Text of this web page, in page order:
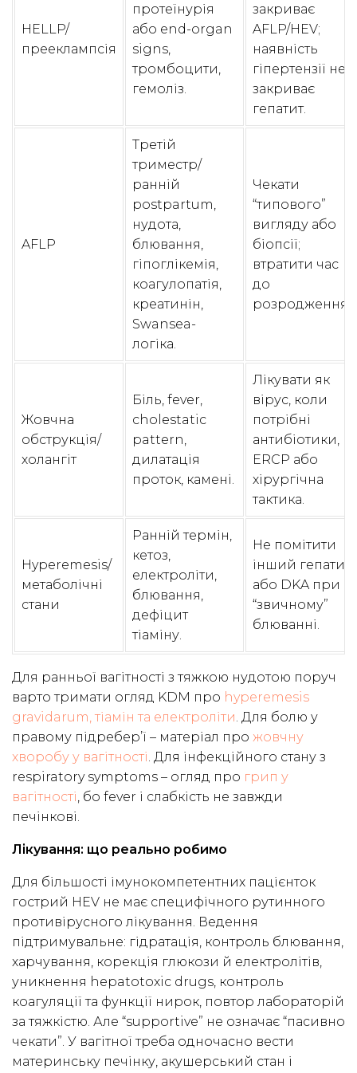
HELLP/
прееклампсія
протеїнурія
або end-organ
signs,
тромбоцити,
гемоліз.
закриває
AFLP/HEV;
наявність
гіпертензії не
закриває
гепатит.
AFLP
Третій
триместр/
ранній
postpartum,
нудота,
блювання,
гіпоглікемія,
коагулопатія,
креатинін,
Swansea-
логіка.
Чекати
“типового”
вигляду або
біопсії;
втратити час
до
розродження.
Жовчна
обструкція/
холангіт
Біль, fever,
cholestatic
pattern,
дилатація
проток, камені.
Лікувати як
вірус, коли
потрібні
антибіотики,
ERCP або
хірургічна
тактика.
Hyperemesis/
метаболічні
стани
Ранній термін,
кетоз,
електроліти,
блювання,
дефіцит
тіаміну.
Не помітити
інший гепатит
або DKA при
“звичному”
блюванні.
Для ранньої вагітності з тяжкою нудотою поруч
варто тримати огляд KDM про hyperemesis
gravidarum, тіамін та електроліти. Для болю у
правому підребер’ї – матеріал про жовчну
хворобу у вагітності. Для інфекційного стану з
respiratory symptoms – огляд про грип у
вагітності, бо fever і слабкість не завжди
печінкові.
Лікування: що реально робимо
Для більшості імунокомпетентних пацієнток
гострий HEV не має специфічного рутинного
противірусного лікування. Ведення
підтримувальне: гідратація, контроль блювання,
харчування, корекція глюкози й електролітів,
уникнення hepatotoxic drugs, контроль
коагуляції та функції нирок, повтор лабораторій
за тяжкістю. Але “supportive” не означає “пасивно
чекати”. У вагітної треба одночасно вести
материнську печінку, акушерський стан і